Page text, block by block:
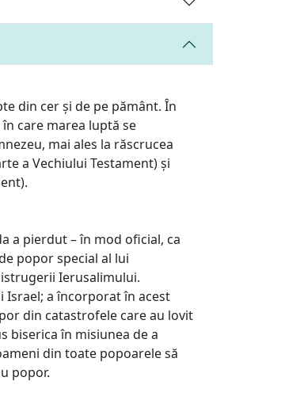
din cer și de pe pământ. În
care marea luptă se
mai ales la răscrucea
a Vechiului Testament) și
a pierdut – în mod oficial, ca
popor special al lui
Ierusalimului.
Israel; a încorporat în acest
din catastrofele care au lovit
biserica în misiunea de a
din toate popoarele să
popor.